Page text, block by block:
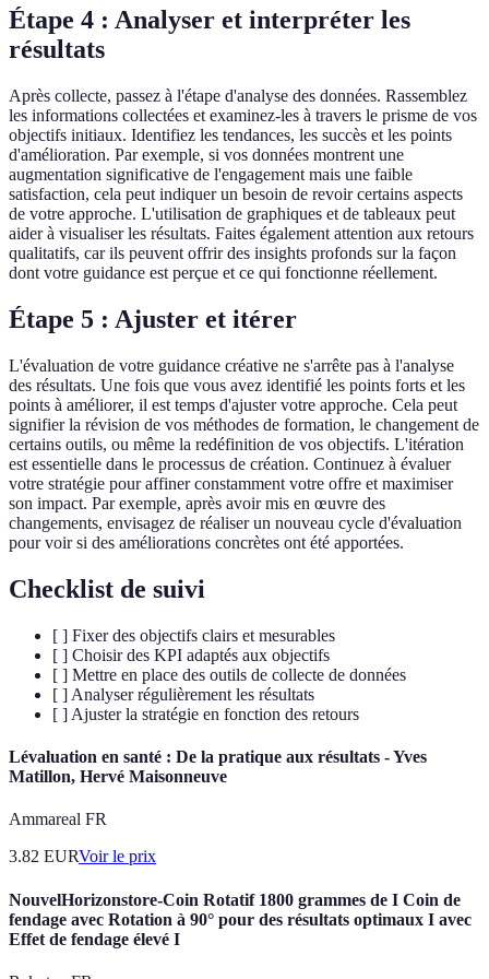
Étape 4 : Analyser et interpréter les
résultats
Après collecte, passez à l'étape d'analyse des données. Rassemblez
les informations collectées et examinez-les à travers le prisme de vos
objectifs initiaux. Identifiez les tendances, les succès et les points
d'amélioration. Par exemple, si vos données montrent une
augmentation significative de l'engagement mais une faible
satisfaction, cela peut indiquer un besoin de revoir certains aspects
de votre approche. L'utilisation de graphiques et de tableaux peut
aider à visualiser les résultats. Faites également attention aux retours
qualitatifs, car ils peuvent offrir des insights profonds sur la façon
dont votre guidance est perçue et ce qui fonctionne réellement.
Étape 5 : Ajuster et itérer
L'évaluation de votre guidance créative ne s'arrête pas à l'analyse
des résultats. Une fois que vous avez identifié les points forts et les
points à améliorer, il est temps d'ajuster votre approche. Cela peut
signifier la révision de vos méthodes de formation, le changement de
certains outils, ou même la redéfinition de vos objectifs. L'itération
est essentielle dans le processus de création. Continuez à évaluer
votre stratégie pour affiner constamment votre offre et maximiser
son impact. Par exemple, après avoir mis en œuvre des
changements, envisagez de réaliser un nouveau cycle d'évaluation
pour voir si des améliorations concrètes ont été apportées.
Checklist de suivi
[ ] Fixer des objectifs clairs et mesurables
[ ] Choisir des KPI adaptés aux objectifs
[ ] Mettre en place des outils de collecte de données
[ ] Analyser régulièrement les résultats
[ ] Ajuster la stratégie en fonction des retours
Lévaluation en santé : De la pratique aux résultats - Yves
Matillon, Hervé Maisonneuve
Ammareal FR
3.82 EURVoir le prix
NouvelHorizonstore-Coin Rotatif 1800 grammes de I Coin de
fendage avec Rotation à 90° pour des résultats optimaux I avec
Effet de fendage élevé I